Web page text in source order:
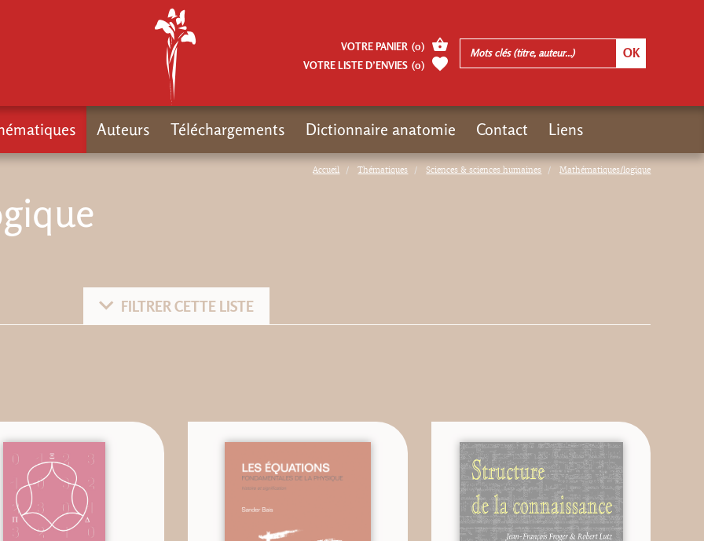
Accueil Thématiques Sciences & sciences humaines Mathématiques/logique
FILTRER CETTE LISTE
VOTRE PANIER (0)
VOTRE LISTE D’ENVIES (0)
Auteurs Téléchargements Dictionnaire anatomie Contact Liens